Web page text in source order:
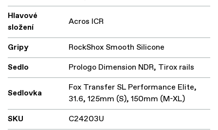
Hlavové
složení
Acros ICR
Gripy
RockShox Smooth Silicone
Sedlo
Prologo Dimension NDR, Tirox rails
Sedlovka
Fox Transfer SL Performance Elite,
31.6, 125mm (S), 150mm (M-XL)
SKU
C24203U